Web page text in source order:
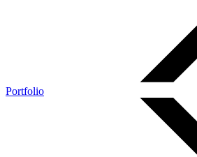
Portfolio